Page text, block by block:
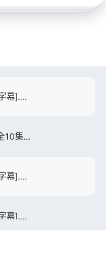
帝王计划：怪兽遗产.第二季[全10集][简繁英字幕].2160p.Apple.TV+.WEB-DL.DDP.5.1.Atmos.HDR10+.H.265-BlackTV
帝王计划：怪兽遗产.第二季[杜比视界版本][全10集][简繁英字幕].2160p.Apple.TV+.WEB-DL.DDP.5.1.Atmos.DV.H.265-BlackTV
帝王计划：怪兽遗产.第二季[第10集][简繁英字幕].2160p.Apple.TV+.WEB-DL.DDP.5.1.Atmos.HDR10+.H.265-BlackTV
帝王计划：怪兽遗产.第二季[第10集][简繁英字幕].2160p.Apple.TV+.WEB-DL.DDP.5.1.Atmos.H.265-BlackTV